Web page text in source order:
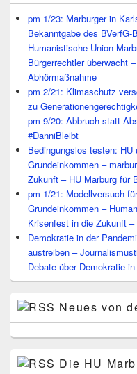
pm 1/23: Marburger in
Bekanntgabe des
Humanistische Union
Bürgerrechtler überwacht
Abhörmaßnahme
pm 2/21: Klimaschutz
zu
pm 9/20: Abbruch statt
#DanniBleibt
Bedingungslos testen:
Grundeinkommen –
Zukunft – HU Marburg für
pm 1/21: Modellversuch
Grundeinkommen –
Krisenfest in die Zukunft
Demokratie in der
austreiben –
Debate über Demokratie
Neues von
Die HU